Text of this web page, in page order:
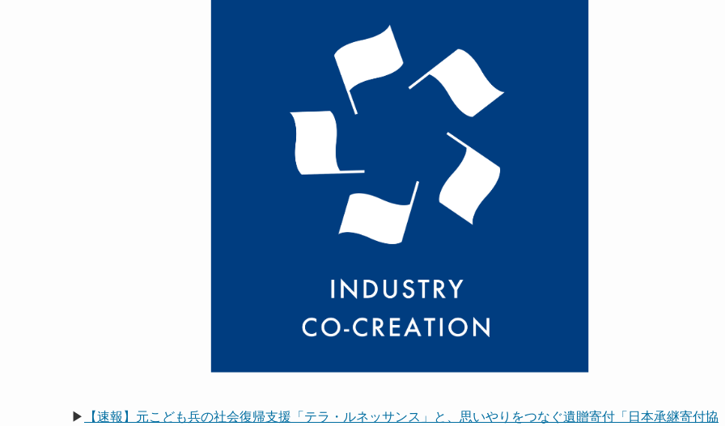
▶ 【速報】元こども兵の社会復帰支援「テラ・ルネッサンス」と、思いやりをつなぐ遺贈寄付「日本承継寄付協